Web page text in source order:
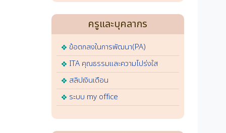
ครูและบุคลากร
ข้อตกลงในการพัฒนา(PA)
ITA คุณธรรมและความโปร่งใส
สลิปเงินเดือน
ระบบ my office